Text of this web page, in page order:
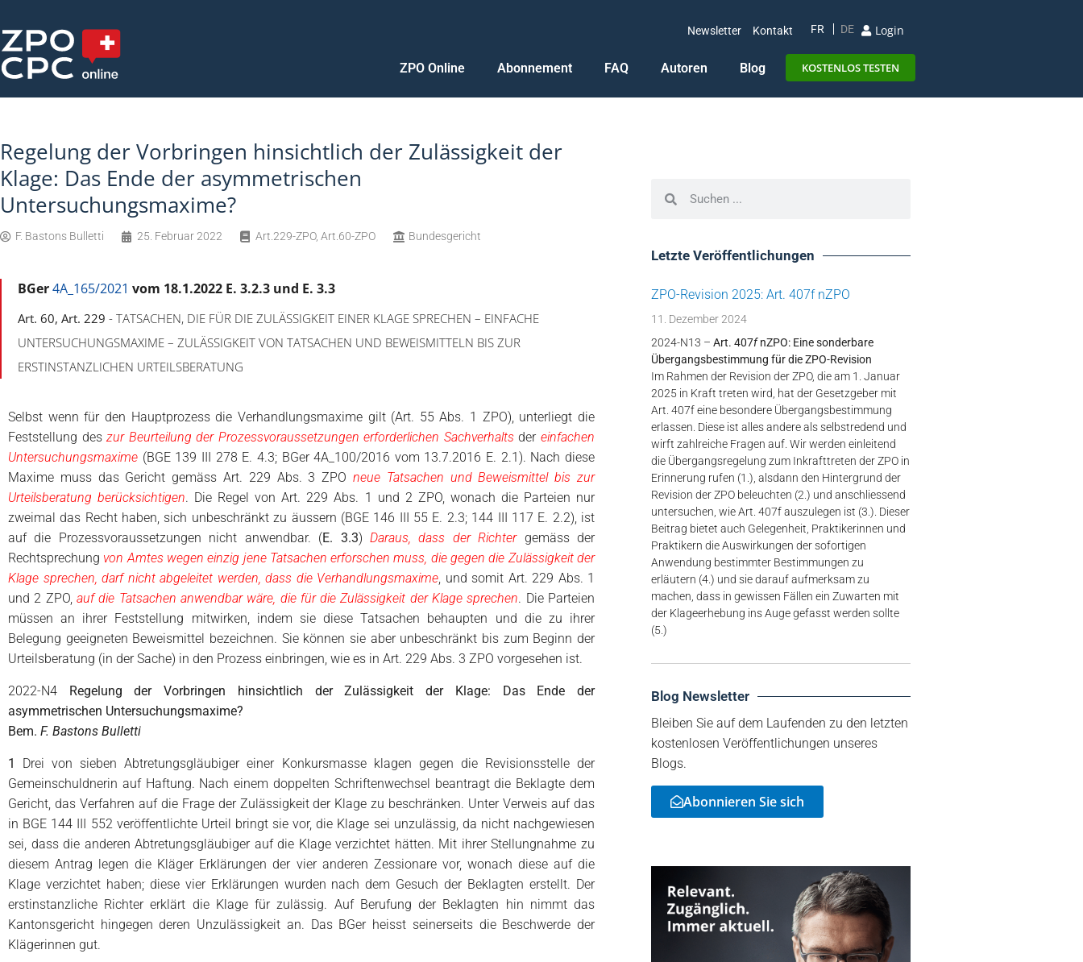
Newsletter Kontakt FR DE Login
ZPO Online Abonnement FAQ Autoren Blog KOSTENLOS TESTEN
Regelung der Vorbringen hinsichtlich der Zulässigkeit der
Klage: Das Ende der asymmetrischen
Untersuchungsmaxime?
F. Bastons Bulletti 25. Februar 2022 Art.229-ZPO, Art.60-ZPO Bundesgericht
BGer4A_165/2021 vom 18.1.2022 E. 3.2.3 und E. 3.3
Art. 60, Art. 229 - TATSACHEN, DIE FÜR DIE ZULÄSSIGKEIT EINER KLAGE SPRECHEN – EINFACHE
UNTERSUCHUNGSMAXIME – ZULÄSSIGKEIT VON TATSACHEN UND BEWEISMITTELN BIS ZUR
ERSTINSTANZLICHEN URTEILSBERATUNG
Selbst wenn für den Hauptprozess die Verhandlungsmaxime gilt (Art. 55 Abs. 1 ZPO), unterliegt die
Feststellung deszur Beurteilung der Prozessvoraussetzungen erforderlichen Sachverhalts dereinfachen
Untersuchungsmaxime (BGE 139 III 278 E. 4.3; BGer 4A_100/2016 vom 13.7.2016 E. 2.1). Nach diese
Maxime muss das Gericht gemäss Art. 229 Abs. 3 ZPO neue Tatsachen und Beweismittel bis zur
Urteilsberatung berücksichtigen. Die Regel von Art. 229 Abs. 1 und 2 ZPO, wonach die Parteien nur
zweimal das Recht haben, sich unbeschränkt zu äussern (BGE 146 III 55 E. 2.3; 144 III 117 E. 2.2), ist
auf die Prozessvoraussetzungen nicht anwendbar. (E. 3.3) Daraus, dass der Richtergemäss der
Rechtsprechung von Amtes wegen einzig jene Tatsachen erforschen muss, die gegen die Zulässigkeit der
Klage sprechen, darf nicht abgeleitet werden, dass die Verhandlungsmaxime, und somit Art. 229 Abs. 1
und 2 ZPO, auf die Tatsachen anwendbar wäre, die für die Zulässigkeit der Klage sprechen. Die Parteien
müssen an ihrer Feststellung mitwirken, indem sie diese Tatsachen behaupten und die zu ihrer
Belegung geeigneten Beweismittel bezeichnen. Sie können sie aber unbeschränkt bis zum Beginn der
Urteilsberatung (in der Sache) in den Prozess einbringen, wie es in Art. 229 Abs. 3 ZPO vorgesehen ist.
2022-N4 Regelung der Vorbringen hinsichtlich der Zulässigkeit der Klage: Das Ende der
asymmetrischen Untersuchungsmaxime?
Bem. F. Bastons Bulletti
1 Drei von sieben Abtretungsgläubiger einer Konkursmasse klagen gegen die Revisionsstelle der
Gemeinschuldnerin auf Haftung. Nach einem doppelten Schriftenwechsel beantragt die Beklagte dem
Gericht, das Verfahren auf die Frage der Zulässigkeit der Klage zu beschränken. Unter Verweis auf das
in BGE 144 III 552 veröffentlichte Urteil bringt sie vor, die Klage sei unzulässig, da nicht nachgewiesen
sei, dass die anderen Abtretungsgläubiger auf die Klage verzichtet hätten. Mit ihrer Stellungnahme zu
diesem Antrag legen die Kläger Erklärungen der vier anderen Zessionare vor, wonach diese auf die
Klage verzichtet haben; diese vier Erklärungen wurden nach dem Gesuch der Beklagten erstellt. Der
erstinstanzliche Richter erklärt die Klage für zulässig. Auf Berufung der Beklagten hin nimmt das
Kantonsgericht hingegen deren Unzulässigkeit an. Das BGer heisst seinerseits die Beschwerde der
Klägerinnen gut.
Letzte Veröffentlichungen
ZPO-Revision 2025: Art. 407f nZPO
11. Dezember 2024
2024-N13 – Art. 407fnZPO: Eine sonderbare
Übergangsbestimmung für die ZPO-Revision
Im Rahmen der Revision der ZPO, die am 1. Januar
2025 in Kraft treten wird, hat der Gesetzgeber mit
Art. 407f eine besondere Übergangsbestimmung
erlassen. Diese ist alles andere als selbstredend und
wirft zahlreiche Fragen auf. Wir werden einleitend
die Übergangsregelung zum Inkrafttreten der ZPO in
Erinnerung rufen (1.), alsdann den Hintergrund der
Revision der ZPO beleuchten (2.) und anschliessend
untersuchen, wie Art. 407f auszulegen ist (3.). Dieser
Beitrag bietet auch Gelegenheit, Praktikerinnen und
Praktikern die Auswirkungen der sofortigen
Anwendung bestimmter Bestimmungen zu
erläutern (4.) und sie darauf aufmerksam zu
machen, dass in gewissen Fällen ein Zuwarten mit
der Klageerhebung ins Auge gefasst werden sollte
(5.)
Blog Newsletter
Bleiben Sie auf dem Laufenden zu den letzten
kostenlosen Veröffentlichungen unseres
Blogs.
Abonnieren Sie sich